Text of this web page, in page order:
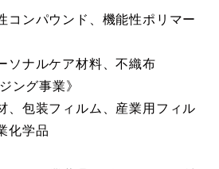
コンパウンド、機能性ポリマー
ソナルケア材料、不織布
ング事業》
、包装フィルム、産業用フィル
化学品